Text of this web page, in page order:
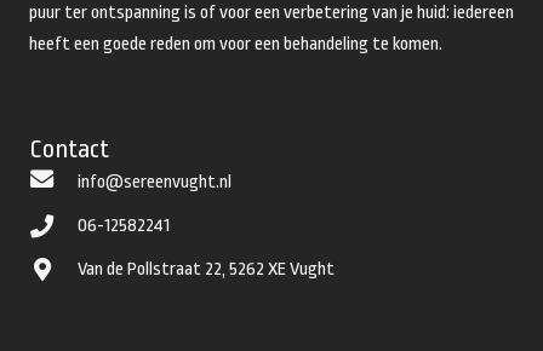
puur ter ontspanning is of voor een verbetering van je huid: iedereen
heeft een goede reden om voor een behandeling te komen.
Contact
info@sereenvught.nl
06-12582241
Van de Pollstraat 22, 5262 XE Vught